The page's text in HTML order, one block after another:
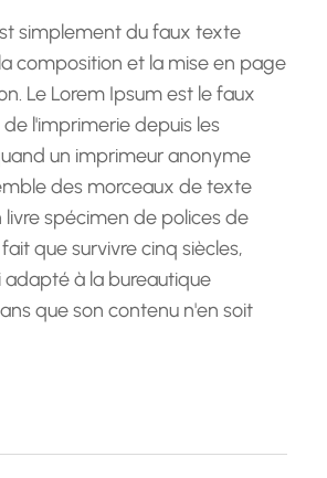
simplement du faux texte
composition et la mise en page
Le Lorem Ipsum est le faux
l'imprimerie depuis les
un imprimeur anonyme
des morceaux de texte
livre spécimen de polices de
que survivre cinq siècles,
adapté à la bureautique
que son contenu n'en soit